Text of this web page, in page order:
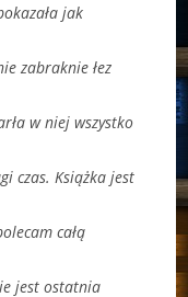
jak
zabraknie łez
w niej wszystko
czas. Książka jest
całą
jest ostatnia